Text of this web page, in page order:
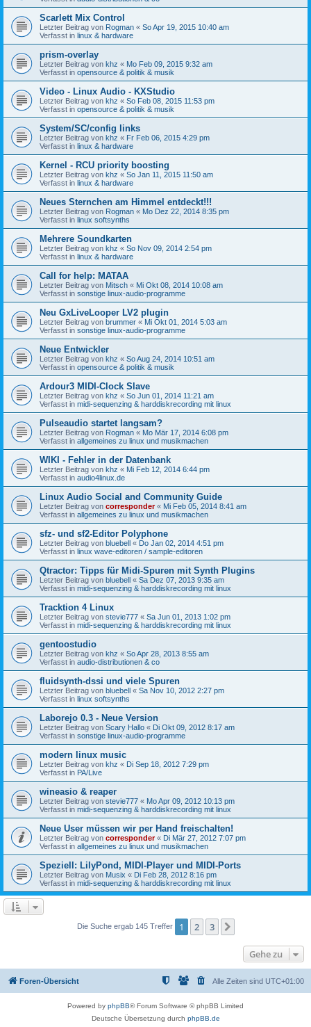
Scarlett Mix Control
Letzter Beitrag von Rogman « So Apr 19, 2015 10:40 am
Verfasst in linux & hardware
prism-overlay
Letzter Beitrag von khz « Mo Feb 09, 2015 9:32 am
Verfasst in opensource & politik & musik
Video - Linux Audio - KXStudio
Letzter Beitrag von khz « So Feb 08, 2015 11:53 pm
Verfasst in opensource & politik & musik
System/SC/config links
Letzter Beitrag von khz « Fr Feb 06, 2015 4:29 pm
Verfasst in linux & hardware
Kernel - RCU priority boosting
Letzter Beitrag von khz « So Jan 11, 2015 11:50 am
Verfasst in linux & hardware
Neues Sternchen am Himmel entdeckt!!!
Letzter Beitrag von Rogman « Mo Dez 22, 2014 8:35 pm
Verfasst in linux softsynths
Mehrere Soundkarten
Letzter Beitrag von khz « So Nov 09, 2014 2:54 pm
Verfasst in linux & hardware
Call for help: MATAA
Letzter Beitrag von Mitsch « Mi Okt 08, 2014 10:08 am
Verfasst in sonstige linux-audio-programme
Neu GxLiveLooper LV2 plugin
Letzter Beitrag von brummer « Mi Okt 01, 2014 5:03 am
Verfasst in sonstige linux-audio-programme
Neue Entwickler
Letzter Beitrag von khz « So Aug 24, 2014 10:51 am
Verfasst in opensource & politik & musik
Ardour3 MIDI-Clock Slave
Letzter Beitrag von khz « So Jun 01, 2014 11:21 am
Verfasst in midi-sequenzing & harddiskrecording mit linux
Pulseaudio startet langsam?
Letzter Beitrag von Rogman « Mo Mär 17, 2014 6:08 pm
Verfasst in allgemeines zu linux und musikmachen
WIKI - Fehler in der Datenbank
Letzter Beitrag von khz « Mi Feb 12, 2014 6:44 pm
Verfasst in audio4linux.de
Linux Audio Social and Community Guide
Letzter Beitrag von corresponder« Mi Feb 05, 2014 8:41 am
Verfasst in allgemeines zu linux und musikmachen
sfz- und sf2-Editor Polyphone
Letzter Beitrag von bluebell « Do Jan 02, 2014 4:51 pm
Verfasst in linux wave-editoren / sample-editoren
Qtractor: Tipps für Midi-Spuren mit Synth Plugins
Letzter Beitrag von bluebell « Sa Dez 07, 2013 9:35 am
Verfasst in midi-sequenzing & harddiskrecording mit linux
Tracktion 4 Linux
Letzter Beitrag von stevie777 « Sa Jun 01, 2013 1:02 pm
Verfasst in midi-sequenzing & harddiskrecording mit linux
gentoostudio
Letzter Beitrag von khz « So Apr 28, 2013 8:55 am
Verfasst in audio-distributionen & co
fluidsynth-dssi und viele Spuren
Letzter Beitrag von bluebell « Sa Nov 10, 2012 2:27 pm
Verfasst in linux softsynths
Laborejo 0.3 - Neue Version
Letzter Beitrag von Scary Hallo « Di Okt 09, 2012 8:17 am
Verfasst in sonstige linux-audio-programme
modern linux music
Letzter Beitrag von khz « Di Sep 18, 2012 7:29 pm
Verfasst in PA/Live
wineasio & reaper
Letzter Beitrag von stevie777 « Mo Apr 09, 2012 10:13 pm
Verfasst in midi-sequenzing & harddiskrecording mit linux
Neue User müssen wir per Hand freischalten!
Letzter Beitrag von corresponder« Di Mär 27, 2012 7:07 pm
Verfasst in allgemeines zu linux und musikmachen
Speziell: LilyPond, MIDI-Player und MIDI-Ports
Letzter Beitrag von Musix « Di Feb 28, 2012 8:16 pm
Verfasst in midi-sequenzing & harddiskrecording mit linux
Die Suche ergab 145 Treffer 1 2 3
Gehe zu
Foren-Übersicht Alle Zeiten sind UTC+01:00
Powered by phpBB® Forum Software © phpBB Limited
Deutsche Übersetzung durch phpBB.de